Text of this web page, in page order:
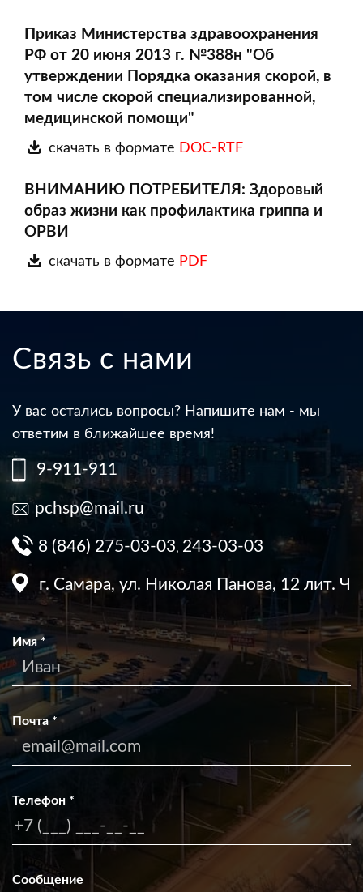
Приказ Министерства здравоохранения
РФ от 20 июня 2013 г. №388н "Об
утверждении Порядка оказания скорой, в
том числе скорой специализированной,
медицинской помощи"
скачать в формате DOC-RTF
ВНИМАНИЮ ПОТРЕБИТЕЛЯ: Здоровый
образ жизни как профилактика гриппа и
ОРВИ
скачать в формате PDF
Связь с нами
У вас остались вопросы? Напишите нам - мы
ответим в ближайшее время!
9-911-911
pchsp@mail.ru
8 (846) 275-03-03, 243-03-03
г. Самара, ул. Николая Панова, 12 лит. Ч
Имя*
Почта*
Телефон *
Сообщение